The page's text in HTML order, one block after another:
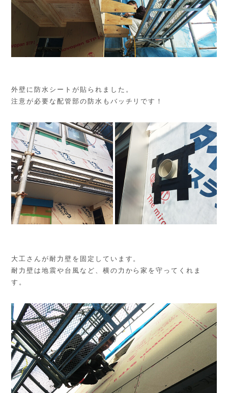
外壁に防水シートが貼られました。
注意が必要な配管部の防水もバッチリです！
大工さんが耐力壁を固定しています。
耐力壁は地震や台風など、横の力から家を守ってくれま
す。